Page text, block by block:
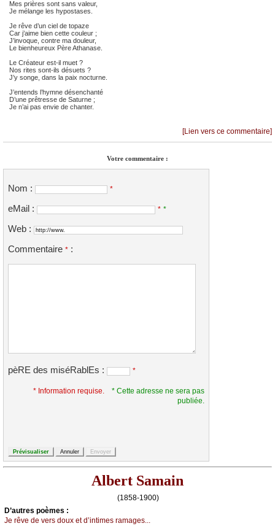
Mes prières sont sans valeur,
Je mélange les hypostases.
Je rêve d’un ciel de topaze
Car j’aime bien cette couleur ;
J’invoque, contre ma douleur,
Le bienheureux Père Athanase.
Le Créateur est-il muet ?
Nos rites sont-ils désuets ?
J’y songe, dans la paix nocturne.
J’entends l’hymne désenchanté
D’une prêtresse de Saturne ;
Je n’ai pas envie de chanter.
[Lien vers ce commentaire]
Votre commentaire :
Nom : *
eMail : * *
Web :
Commentaire * :
pèRE des miséRablEs : *
* Information requise.
* Cette adresse ne sera pas
publiée.
Albert Samain
(1858-1900)
D’autrеs pоèmеs :
Jе rêvе dе vеrs dоuх еt d’intimеs rаmаgеs...